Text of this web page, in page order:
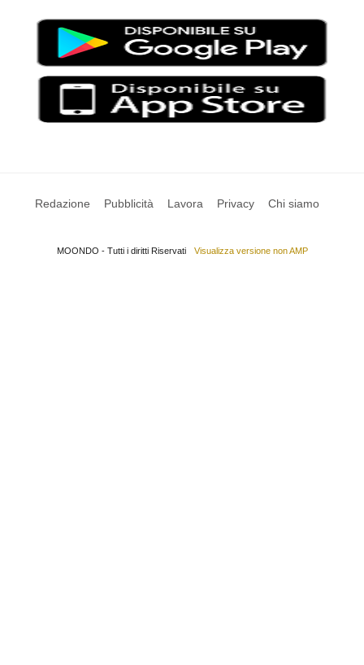
Redazione Pubblicità Lavora Privacy Chi siamo
MOONDO - Tutti i diritti Riservati Visualizza versione non AMP